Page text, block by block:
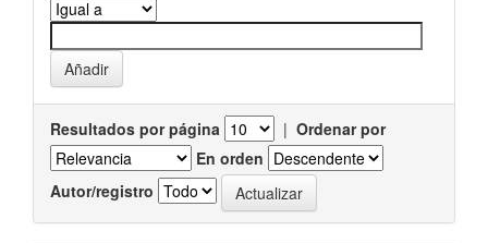
Resultados por página | Ordenar por
En orden
Autor/registro